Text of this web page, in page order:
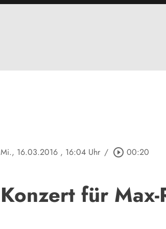
Mi., 16.03.2016 , 16:04 Uhr / play_circle_outline 00:20
Konzert für Max-